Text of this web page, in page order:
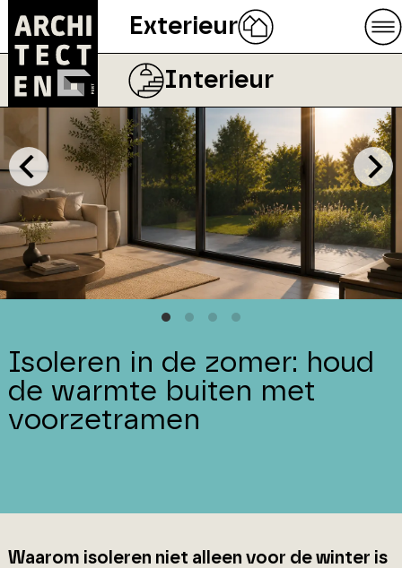
Exterieur
Interieur
Isoleren in de zomer: houd
de warmte buiten met
voorzetramen
Waarom isoleren niet alleen voor de winter is